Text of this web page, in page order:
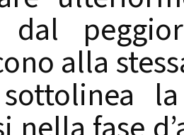
dal
alla